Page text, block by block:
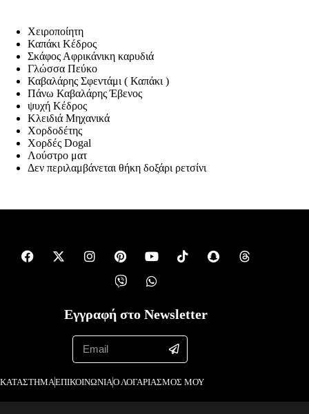
Χειροποίητη
Καπάκι Κέδρος
Σκάφος Αφρικάνικη καρυδιά
Γλώσσα Πεύκο
Καβαλάρης Σφεντάμι ( Καπάκι )
Πάνω Καβαλάρης Έβενος
ψυχή Κέδρος
Κλειδιά Μηχανικά
Χορδοδέτης
Χορδές Dogal
Λούστρο ματ
Δεν περιλαμβάνεται θήκη δοξάρι ρετσίνι
Εγγραφή στο Newsletter
ΚΑΤΑΣΤΗΜΑΕΠΙΚΟΙΝΩΝΙΑΟ ΛΟΓΑΡΙΑΣΜΟΣ ΜΟΥ